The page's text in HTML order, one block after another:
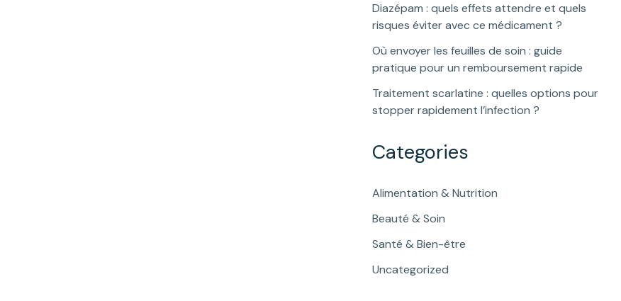
Diazépam : quels effets attendre et quels
risques éviter avec ce médicament ?
Où envoyer les feuilles de soin : guide
pratique pour un remboursement rapide
Traitement scarlatine : quelles options pour
stopper rapidement l’infection ?
Categories
Alimentation & Nutrition
Beauté & Soin
Santé & Bien-être
Uncategorized